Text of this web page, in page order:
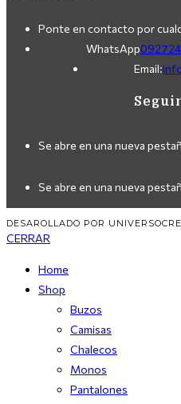
Ponte en contacto por
WhatsApp
Email:
Se abre en una nueva
Se abre en una nueva
DESAROLLADO POR
CERRAR
Home
Shop
Buzos
Camisas
Chalecos
Monos
Pantalones